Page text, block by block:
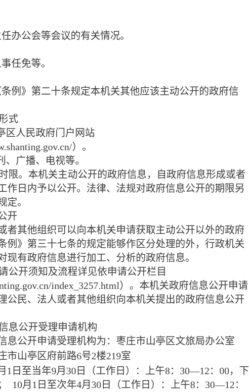
办公会等会议的有关情况。
任免等。
例》第二十条规定本机关其他应该主动公开的政府信
式
区人民政府门户网站
）。
、广播、电视等。
时限。本机关主动公开的政府信息，自政府信息形成或者
作日内予以公开。法律、法规对政府信息公开的期限另
定。
开
其他组织可以向本机关申请获取主动公开以外的政府
例》第三十七条的规定能够作区分处理的外，行政机关
现有政府信息进行加工、分析的政府信息。
公开须知及流程详见依申请公开栏目
index_3257.html）。本机关政府信息公开申请
公民、法人或者其他组织向本机关提出的政府信息公开
息公开受理申请机构
息公开申请受理机构为：枣庄市山亭区文旅局办公室
市山亭区府前路6号2楼219室
1 日至当年9月 30日（工作日）：上午8： 30—12： 00，下
10月 1 日至次年4月 30 日（工作日）：上午8： 30—12：